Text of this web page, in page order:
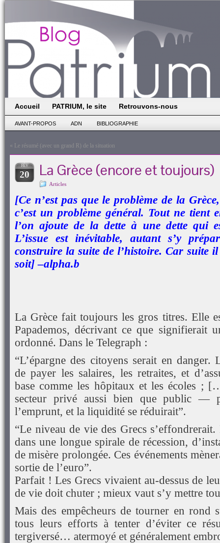
Accueil PATRIUM, le site Retrouvons-nous
AVANT-PROPOS ADN BIBLIOGRAPHIE
« Le résumé (avec un grand R) de la situation
FÉV
20 La Grèce (encore et toujours)
Articles
[Ce n’est pas que le problème de la
c’est un problème général. Tout ne tient
l’on ajoute de la dette à une dette qui
L’issue est inévitable, autant s’y
construire la suite de l’histoire. Car suite
soit] –alpha.b
La Grèce fait toujours les gros titres. Elle
Papademos, décrivant ce que signifierait
ordonné. Dans le Telegraph :
“L’épargne des citoyens serait en danger.
de payer les salaires, les retraites, et
base comme les hôpitaux et les écoles
secteur privé aussi bien que public —
l’emprunt, et la liquidité se réduirait”.
“Le niveau de vie des Grecs s’effondrerait.
dans une longue spirale de récession,
de misère prolongée. Ces événements
sortie de l’euro”.
Parfait ! Les Grecs vivaient au-dessus de
de vie doit chuter ; mieux vaut s’y mettre
Mais des empêcheurs de tourner en rond
tous leurs efforts à tenter d’éviter ce
tergiversé… atermoyé et généralement